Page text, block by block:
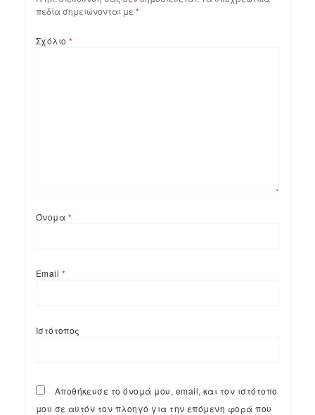
πεδία σημειώνονται με *
Σχόλιο *
Όνομα *
Email *
Ιστότοπος
Αποθήκευσε το όνομά μου, email, και τον ιστότοπο
μου σε αυτόν τον πλοηγό για την επόμενη φορά που